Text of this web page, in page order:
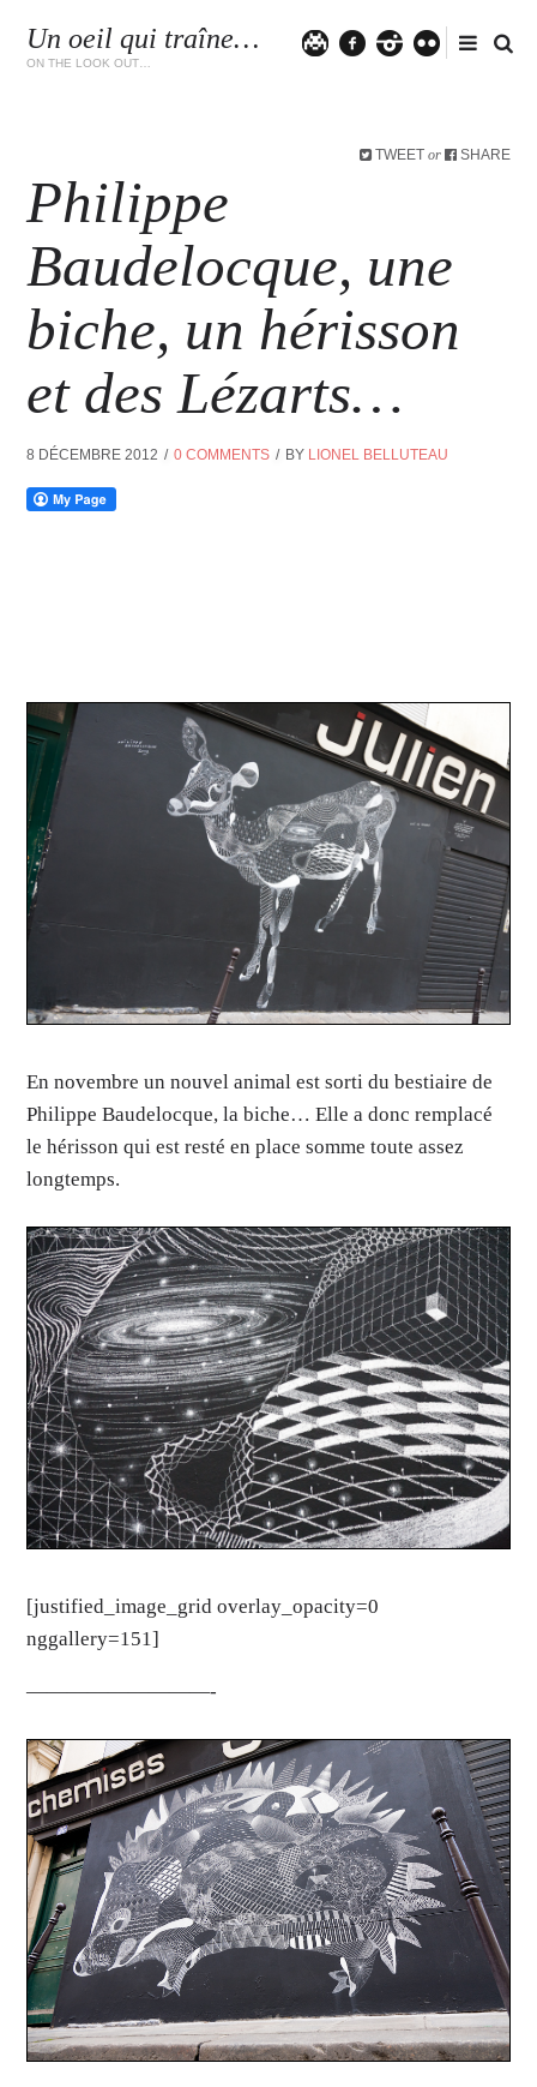
Un oeil qui traîne…
ON THE LOOK OUT…
TWEET or SHARE
Philippe
Baudelocque, une
biche, un hérisson
et des Lézarts…
8 DÉCEMBRE 2012 0 COMMENTS BY LIONEL BELLUTEAU
En novembre un nouvel animal est sorti du bestiaire de
Philippe Baudelocque, la biche… Elle a donc remplacé
le hérisson qui est resté en place somme toute assez
longtemps.
[justified_image_grid overlay_opacity=0
nggallery=151]
—————————-